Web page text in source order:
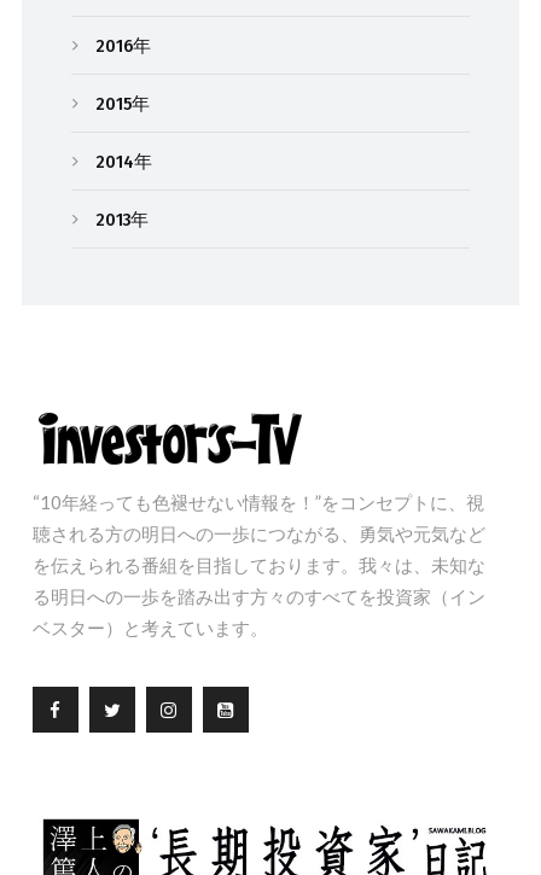
2016年
2015年
2014年
2013年
“10年経っても色褪せない情報を！”をコンセプトに、視
聴される方の明日への一歩につながる、勇気や元気など
を伝えられる番組を目指しております。我々は、未知な
る明日への一歩を踏み出す方々のすべてを投資家（イン
ベスター）と考えています。